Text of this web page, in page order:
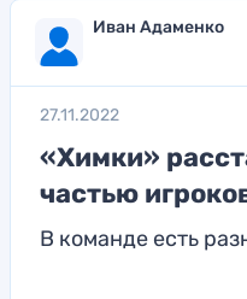
Иван Адаменко
27.11.2022
«Химки»
частью
В команде есть